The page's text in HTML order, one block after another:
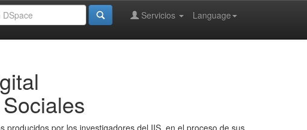
Language
Servicios
por los investigadores del IIS, en el proceso de sus